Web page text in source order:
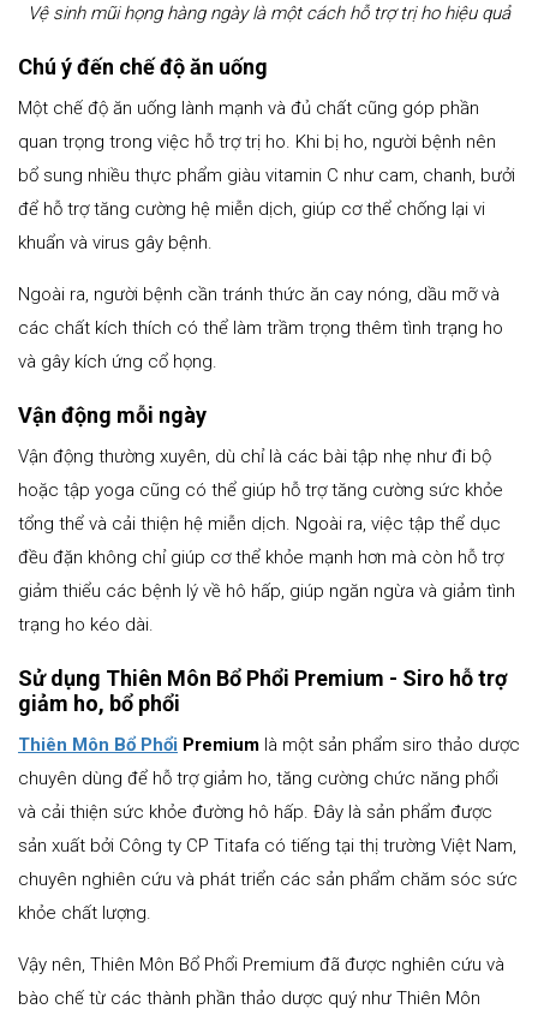
Vệ sinh mũi họng hàng ngày là một cách hỗ trợ trị ho hiệu quả
Chú ý đến chế độ ăn uống
Một chế độ ăn uống lành mạnh và đủ chất cũng góp phần
quan trọng trong việc hỗ trợ trị ho. Khi bị ho, người bệnh nên
bổ sung nhiều thực phẩm giàu vitamin C như cam, chanh, bưởi
để hỗ trợ tăng cường hệ miễn dịch, giúp cơ thể chống lại vi
khuẩn và virus gây bệnh.
Ngoài ra, người bệnh cần tránh thức ăn cay nóng, dầu mỡ và
các chất kích thích có thể làm trầm trọng thêm tình trạng ho
và gây kích ứng cổ họng.
Vận động mỗi ngày
Vận động thường xuyên, dù chỉ là các bài tập nhẹ như đi bộ
hoặc tập yoga cũng có thể giúp hỗ trợ tăng cường sức khỏe
tổng thể và cải thiện hệ miễn dịch. Ngoài ra, việc tập thể dục
đều đặn không chỉ giúp cơ thể khỏe mạnh hơn mà còn hỗ trợ
giảm thiểu các bệnh lý về hô hấp, giúp ngăn ngừa và giảm tình
trạng ho kéo dài.
Sử dụng Thiên Môn Bổ Phổi Premium - Siro hỗ trợ
giảm ho, bổ phổi
Thiên Môn Bổ Phổi Premium là một sản phẩm siro thảo dược
chuyên dùng để hỗ trợ giảm ho, tăng cường chức năng phổi
và cải thiện sức khỏe đường hô hấp. Đây là sản phẩm được
sản xuất bởi Công ty CP Titafa có tiếng tại thị trường Việt Nam,
chuyên nghiên cứu và phát triển các sản phẩm chăm sóc sức
khỏe chất lượng.
Vậy nên, Thiên Môn Bổ Phổi Premium đã được nghiên cứu và
bào chế từ các thành phần thảo dược quý như Thiên Môn